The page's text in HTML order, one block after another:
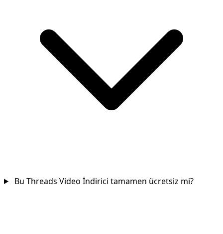
Bu Threads Video İndirici tamamen ücretsiz mi?